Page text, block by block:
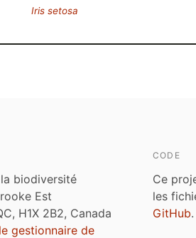
Iris setosa
biodiversité
Est
H1X 2B2, Canada
gestionnaire de
CODE
Ce
les
GitHub.